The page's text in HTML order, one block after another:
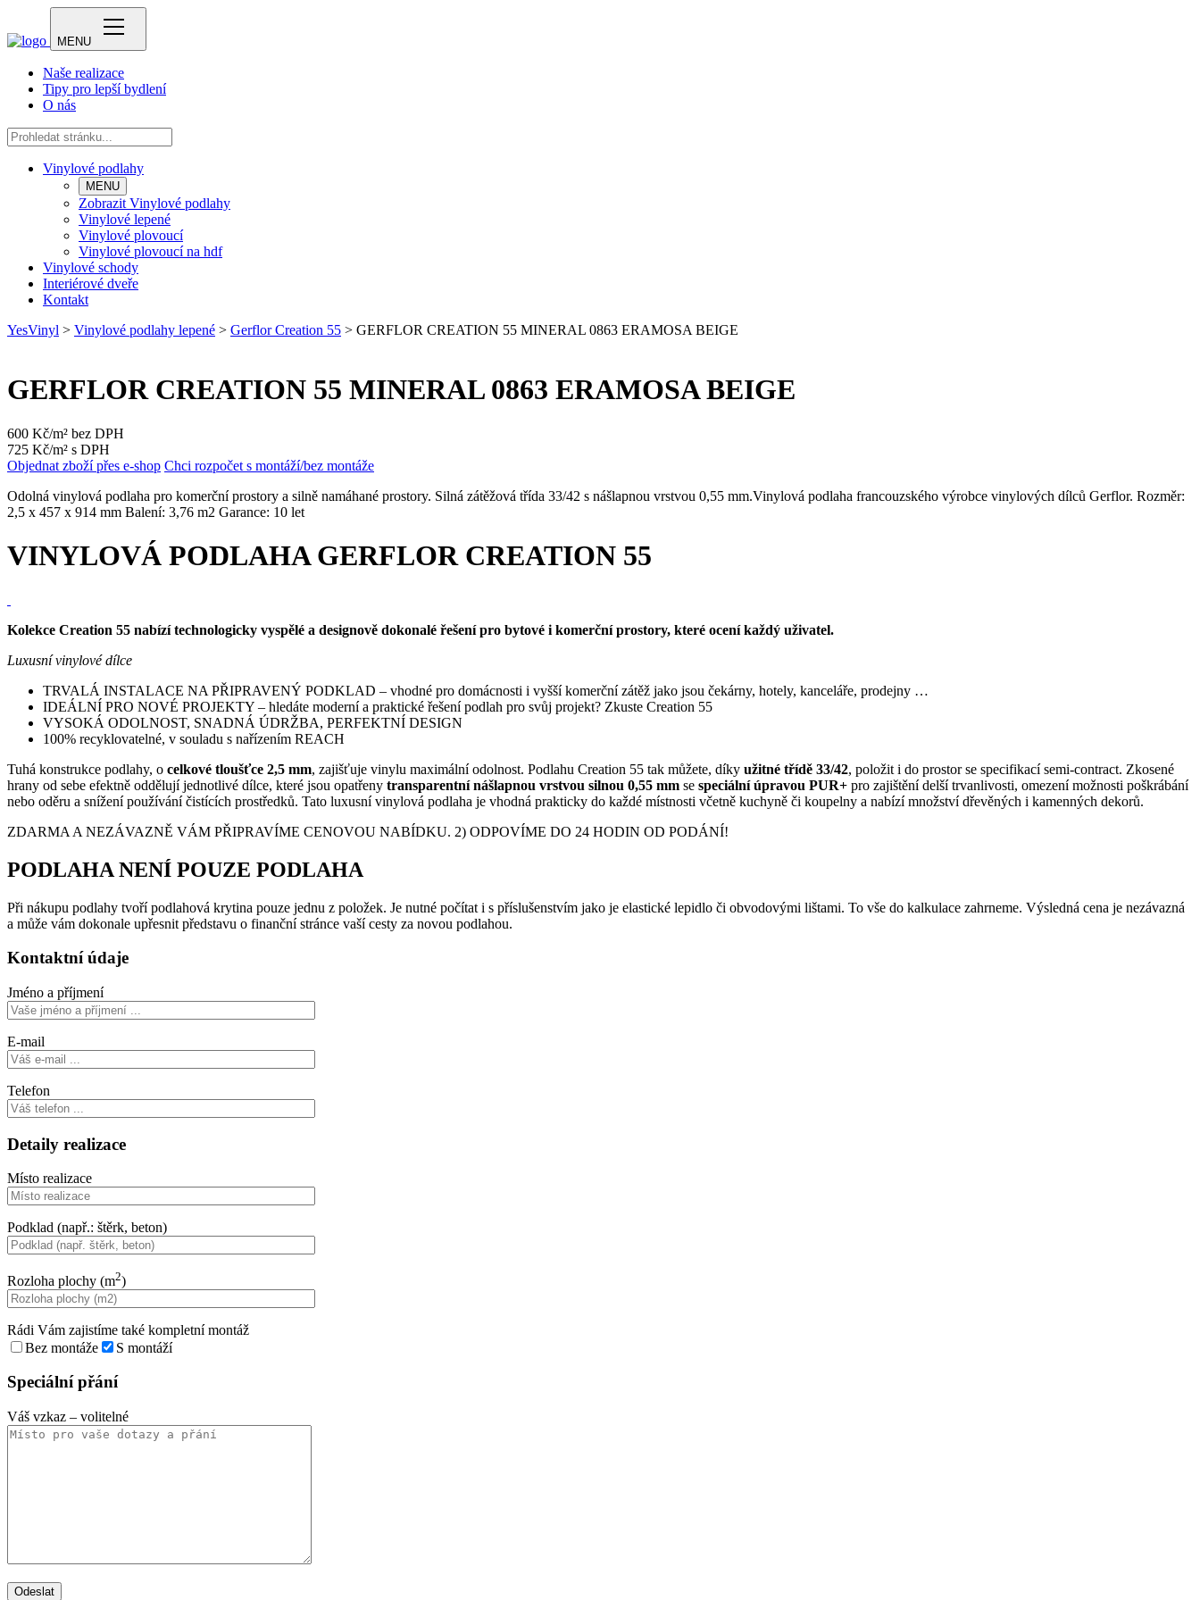
MENU
Naše realizace
Tipy pro lepší bydlení
O nás
Vinylové podlahy
MENU
Zobrazit Vinylové podlahy
Vinylové lepené
Vinylové plovoucí
Vinylové plovoucí na hdf
Vinylové schody
Interiérové dveře
Kontakt
YesVinyl > Vinylové podlahy lepené > Gerflor Creation 55 > GERFLOR CREATION 55 MINERAL 0863 ERAMOSA BEIGE
GERFLOR CREATION 55 MINERAL 0863 ERAMOSA BEIGE
600 Kč/m² bez DPH
725 Kč/m² s DPH
Objednat zboží přes e-shop Chci rozpočet s montáží/bez montáže
Odolná vinylová podlaha pro komerční prostory a silně namáhané prostory. Silná zátěžová třída 33/42 s nášlapnou vrstvou 0,55 mm.Vinylová podlaha francouzského výrobce vinylových dílců Gerflor. Rozměr:
2,5 x 457 x 914 mm Balení: 3,76 m2 Garance: 10 let
VINYLOVÁ PODLAHA GERFLOR CREATION 55
Kolekce Creation 55 nabízí technologicky vyspělé a designově dokonalé řešení pro bytové i komerční prostory, které ocení každý uživatel.
Luxusní vinylové dílce
TRVALÁ INSTALACE NA PŘIPRAVENÝ PODKLAD – vhodné pro domácnosti i vyšší komerční zátěž jako jsou čekárny, hotely, kanceláře, prodejny …
IDEÁLNÍ PRO NOVÉ PROJEKTY – hledáte moderní a praktické řešení podlah pro svůj projekt? Zkuste Creation 55
VYSOKÁ ODOLNOST, SNADNÁ ÚDRŽBA, PERFEKTNÍ DESIGN
100% recyklovatelné, v souladu s nařízením REACH
Tuhá konstrukce podlahy, o celkové tloušťce 2,5 mm, zajišťuje vinylu maximální odolnost. Podlahu Creation 55 tak můžete, díky užitné třídě 33/42, položit i do prostor se specifikací semi-contract. Zkosené
hrany od sebe efektně oddělují jednotlivé dílce, které jsou opatřeny transparentní nášlapnou vrstvou silnou 0,55 mm se speciální úpravou PUR+ pro zajištění delší trvanlivosti, omezení možnosti poškrábání
nebo oděru a snížení používání čistících prostředků. Tato luxusní vinylová podlaha je vhodná prakticky do každé místnosti včetně kuchyně či koupelny a nabízí množství dřevěných i kamenných dekorů.
ZDARMA A NEZÁVAZNĚ VÁM PŘIPRAVÍME CENOVOU NABÍDKU. 2) ODPOVÍME DO 24 HODIN OD PODÁNÍ!
PODLAHA NENÍ POUZE PODLAHA
Při nákupu podlahy tvoří podlahová krytina pouze jednu z položek. Je nutné počítat i s příslušenstvím jako je elastické lepidlo či obvodovými lištami. To vše do kalkulace zahrneme. Výsledná cena je nezávazná
a může vám dokonale upřesnit představu o finanční stránce vaší cesty za novou podlahou.
Kontaktní údaje
Jméno a příjmení
E-mail
Telefon
Detaily realizace
Místo realizace
Podklad (např.: štěrk, beton)
Rozloha plochy (m2)
Rádi Vám zajistíme také kompletní montáž
Bez montáže
S montáží
Speciální přání
Váš vzkaz – volitelné